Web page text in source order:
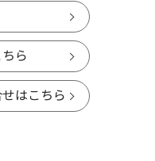
ら
はこちら